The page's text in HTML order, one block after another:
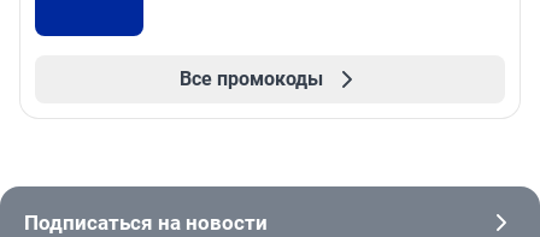
Все промокоды
Подписаться на новости